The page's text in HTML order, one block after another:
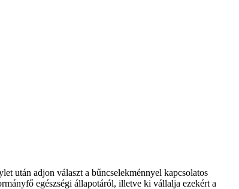
után adjon választ a bűncselekménnyel kapcsolatos
egészségi állapotáról, illetve ki vállalja ezekért a